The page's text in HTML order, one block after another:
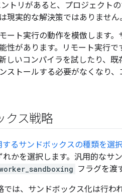
トリがあると、プロジェクト
現実的な解決策ではありません
ート実行の動作を模倣します
性があります。リモート実行
しいコンパイラを試したり、
ストールする必要がなくなり
クス戦略
るサンドボックスの種類を選択
かを選択します。汎用的なサ
フラグを渡
では、サンドボックス化は行わ